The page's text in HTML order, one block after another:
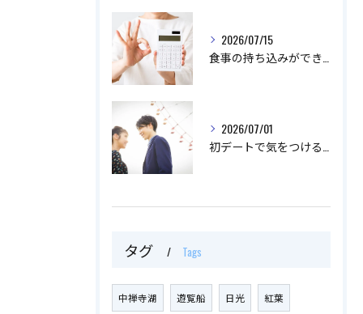
2026/07/15
2026/07/01
タグ Tags
中禅寺湖 遊覧船 日光 紅葉